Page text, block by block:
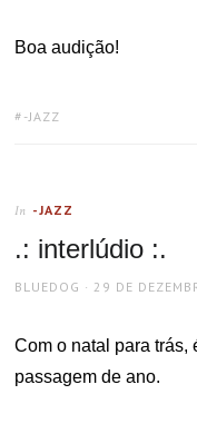
Boa audição!
TAGS:
-JAZZ
In -JAZZ
.: interlúdio :.
AUTHOR
BLUEDOG
POSTED
29 DE
Com o natal para trás,
passagem de ano.